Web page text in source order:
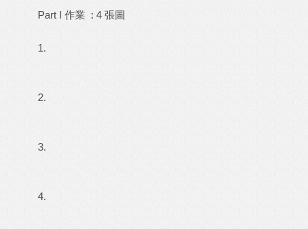
Part I 作業 : 4 張圖
1.
2.
3.
4.